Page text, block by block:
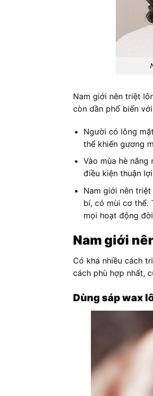
Nam giới nên triệt
còn dần phổ biến
Người có lông
thể khiến gương
Vào mùa hè
điều kiện thuận
Nam giới nên
bí, có mùi cơ thể.
mọi hoạt động
Nam giới
Có khá nhiều cách
cách phù hợp nhất,
Dùng sáp wax